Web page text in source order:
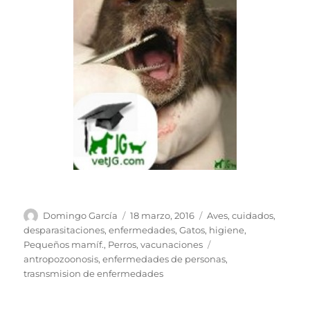
Autor
Domingo García
Publicado
el
18 marzo, 2016 Categorías
Aves,cuidados,
desparasitaciones,enfermedades,Gatos, higiene,
Pequeños mamíf., Perros,vacunaciones
antropozoonosis,enfermedades de personas,
trasnsmision de enfermedades